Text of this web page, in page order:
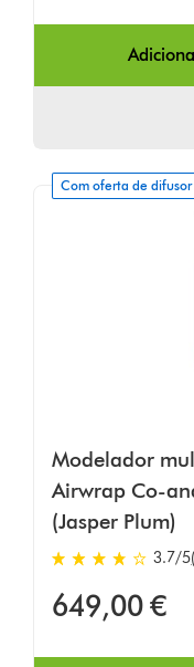
em
Com oferta de difusor
Modelador
Airwrap Co-
(Jasper Plum)
3.7
estrelas
de
em
3.7/5
649,00 €